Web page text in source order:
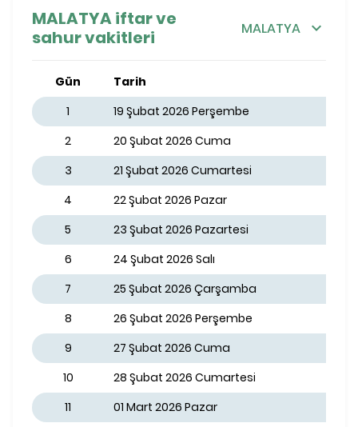
MALATYA iftar ve
sahur vakitleri
MALATYA
Gün Tarih
1
19 Şubat 2026 Perşembe
2
20 Şubat 2026 Cuma
3
21 Şubat 2026 Cumartesi
4
22 Şubat 2026 Pazar
5
23 Şubat 2026 Pazartesi
6
24 Şubat 2026 Salı
7
25 Şubat 2026 Çarşamba
8
26 Şubat 2026 Perşembe
9
27 Şubat 2026 Cuma
10
28 Şubat 2026 Cumartesi
11
01 Mart 2026 Pazar